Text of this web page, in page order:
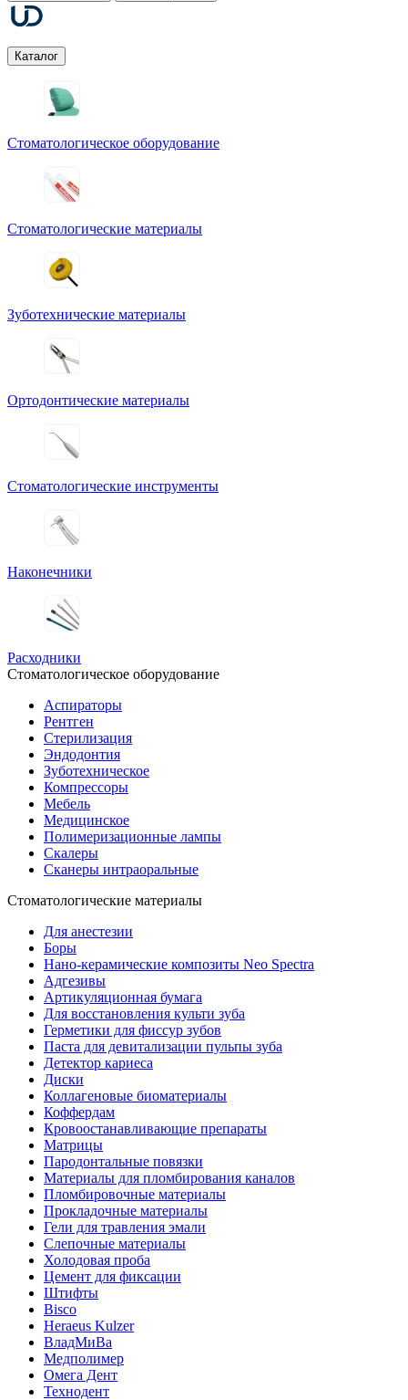
Каталог
Стоматологическое оборудование
Стоматологические материалы
Зуботехнические материалы
Ортодонтические материалы
Стоматологические инструменты
Наконечники
Расходники
Стоматологическое оборудование
Аспираторы
Рентген
Стерилизация
Эндодонтия
Зуботехническое
Компрессоры
Мебель
Медицинское
Полимеризационные лампы
Скалеры
Сканеры интраоральные
Стоматологические материалы
Для анестезии
Боры
Нано-керамические композиты Neo Spectra
Адгезивы
Артикуляционная бумага
Для восстановления культи зуба
Герметики для фиссур зубов
Паста для девитализации пульпы зуба
Детектор кариеса
Диски
Коллагеновые биоматериалы
Коффердам
Кровоостанавливающие препараты
Матрицы
Пародонтальные повязки
Материалы для пломбирования каналов
Пломбировочные материалы
Прокладочные материалы
Гели для травления эмали
Слепочные материалы
Холодовая проба
Цемент для фиксации
Штифты
Bisco
Heraeus Kulzer
ВладМиВа
Медполимер
Омега Дент
Технодент